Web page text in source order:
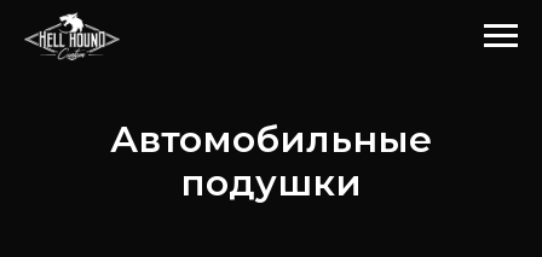
Автомобильные
подушки